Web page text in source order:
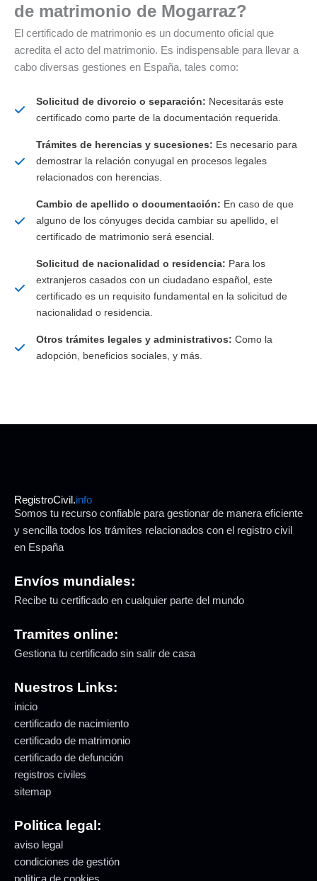
de matrimonio de Mogarraz?
El certificado de matrimonio es un documento oficial que
acredita el acto del matrimonio. Es indispensable para llevar a
cabo diversas gestiones en España, tales como:
Solicitud de divorcio o separación: Necesitarás este
certificado como parte de la documentación requerida.
Trámites de herencias y sucesiones: Es necesario para
demostrar la relación conyugal en procesos legales
relacionados con herencias.
Cambio de apellido o documentación: En caso de que
alguno de los cónyuges decida cambiar su apellido, el
certificado de matrimonio será esencial.
Solicitud de nacionalidad o residencia: Para los
extranjeros casados con un ciudadano español, este
certificado es un requisito fundamental en la solicitud de
nacionalidad o residencia.
Otros trámites legales y administrativos: Como la
adopción, beneficios sociales, y más.
RegistroCivil.info
Somos tu recurso confiable para gestionar de manera eficiente
y sencilla todos los trámites relacionados con el registro civil
en España
Envíos mundiales:
Recibe tu certificado en cualquier parte del mundo
Tramites online:
Gestiona tu certificado sin salir de casa
Nuestros Links:
inicio
certificado de nacimiento
certificado de matrimonio
certificado de defunción
registros civiles
sitemap
Politica legal:
aviso legal
condiciones de gestión